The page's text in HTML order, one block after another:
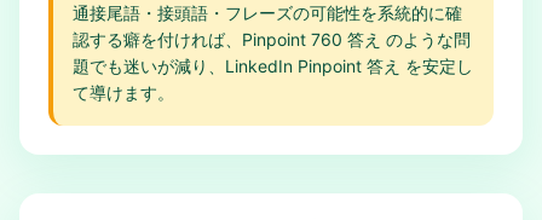
通接尾語・接頭語・フレーズの可能性を系統的に確
認する癖を付ければ、Pinpoint 760 答え のような問
題でも迷いが減り、LinkedIn Pinpoint 答え を安定し
て導けます。